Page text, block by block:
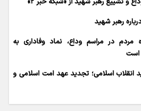
رهبر شهید
مردم در مراسم وداع، نماد وفاداری به
است
انقلاب اسلامی؛ تجدید عهد امت اسلامی و